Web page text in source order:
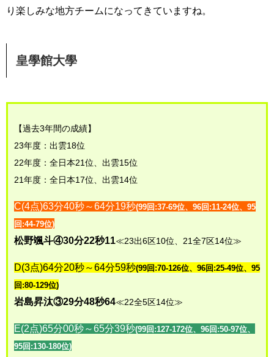
り楽しみな地方チームになってきていますね。
皇學館大學
【過去3年間の成績】
23年度：出雲18位
22年度：全日本21位、出雲15位
21年度：全日本17位、出雲14位
C(4点)63分40秒～64分19秒(99回:37-69位、96回:11-24位、95
回:44-79位)
松野颯斗④30分22秒11≪23出6区10位、21全7区14位≫
D(3点)64分20秒～64分59秒(99回:70-126位、96回:25-49位、95
回:80-129位)
岩島昇汰③29分48秒64≪22全5区14位≫
E(2点)65分00秒～65分39秒(99回:127-172位、96回:50-97位、
95回:130-180位)